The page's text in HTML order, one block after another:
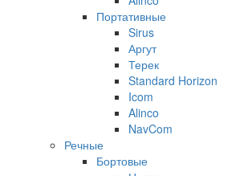
Портативные
Sirus
Аргут
Терек
Standard Horizon
Icom
Alinco
NavCom
Речные
Бортовые